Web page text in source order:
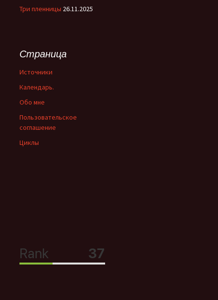
Три пленницы 26.11.2025
Страница
Источники
Календарь.
Обо мне
Пользовательское
соглашение
Циклы